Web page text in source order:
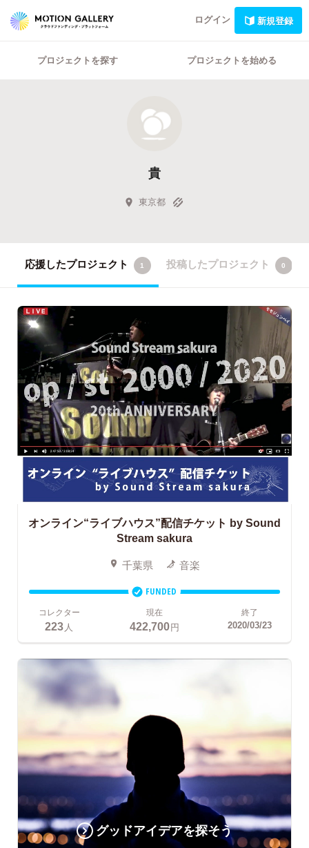
ログイン 新規登録
プロジェクトを探す プロジェクトを始める
貴
東京都
応援したプロジェクト 1 投稿したプロジェクト 0
オンライン“ライブハウス”配信チケット by Sound
Stream sakura
千葉県 音楽
FUNDED
コレクター
223 人
現在
422,700円
終了
2020/03/23
グッドアイデアを探そう